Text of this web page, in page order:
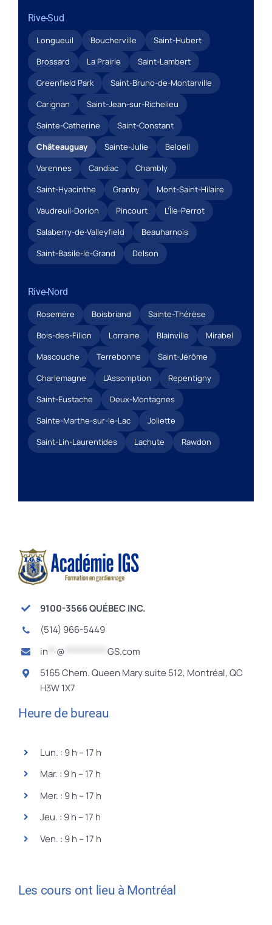
Rive-Sud
Longueuil Boucherville
Saint-Hubert
Brossard
La Prairie
Saint-Lambert
Greenfield Park
Saint-Bruno-de-Montarville
Carignan
Saint-Jean-sur-Richelieu
Sainte-Catherine
Saint-Constant
Châteauguay
Sainte-Julie
Beloeil
Varennes
Candiac
Chambly
Saint-Hyacinthe
Granby
Mont-Saint-Hilaire
Vaudreuil-Dorion
Pincourt
L’Île-Perrot
Salaberry-de-Valleyfield
Beauharnois
Saint-Basile-le-Grand
Delson
Rive-Nord
Rosemère Boisbriand
Sainte-Thérèse
Bois-des-Filion
Lorraine Blainville
Mirabel
Mascouche
Terrebonne
Saint-Jérôme
Charlemagne
L’Assomption
Repentigny
Saint-Eustache
Deux-Montagnes
Sainte-Marthe-sur-le-Lac
Joliette
Saint-Lin-Laurentides
Lachute Rawdon
9100-3566 QUÉBEC INC.
(514) 966-5449
in
@
GS.com
5165 Chem. Queen Mary suite 512, Montréal, QC
H3W 1X7
Heure de bureau
Lun. : 9 h – 17 h
Mar. : 9 h – 17 h
Mer. : 9 h – 17 h
Jeu. : 9 h – 17 h
Ven. : 9 h – 17 h
Les cours ont lieu à Montréal